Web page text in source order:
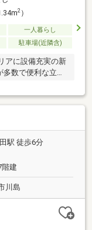
2）
一人暮らし
駐車場(近隣含)
アに設備充実の新
多数で便利な立
駅 徒歩6分
建
川島